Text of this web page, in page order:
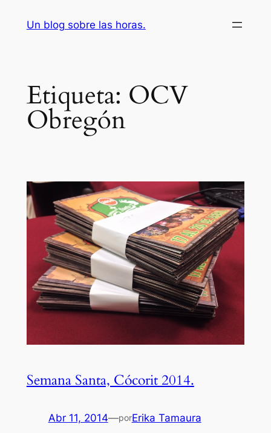
Un blog sobre las horas.
Etiqueta: OCV
Obregón
Semana Santa, Cócorit 2014.
Abr 11, 2014—porErika Tamaura